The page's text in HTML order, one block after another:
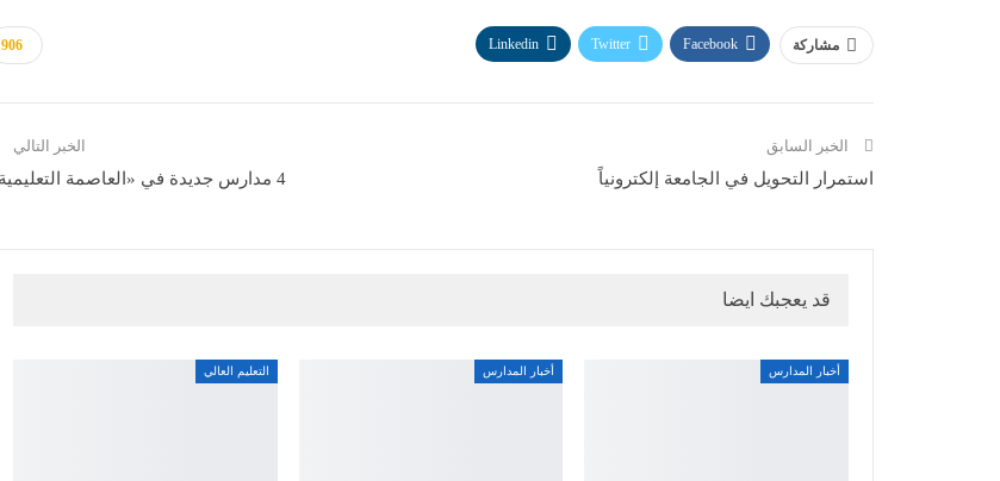
906 مشاركة Facebook
Twitter
Linkedin
الخبر السابق
استمرار التحويل في الجامعة إلكترونياً
الخبر التالي
4 مدارس جديدة في «العاصمة التعليمية»
قد يعجبك ايضا
أخبار المدارس أخبار المدارس التعليم العالي